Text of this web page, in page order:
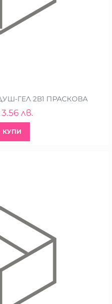
ГЕЛ 2В1 ПРАСКОВА
3.56 лв.
КУПИ